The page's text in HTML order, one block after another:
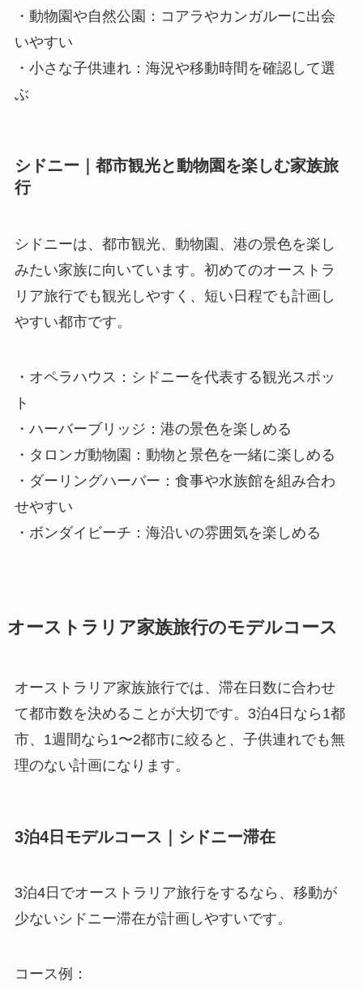
・動物園や自然公園：コアラやカンガルーに出会
いやすい
・小さな子供連れ：海況や移動時間を確認して選
ぶ
シドニー｜都市観光と動物園を楽しむ家族旅
行
シドニーは、都市観光、動物園、港の景色を楽し
みたい家族に向いています。初めてのオーストラ
リア旅行でも観光しやすく、短い日程でも計画し
やすい都市です。
・オペラハウス：シドニーを代表する観光スポッ
ト
・ハーバーブリッジ：港の景色を楽しめる
・タロンガ動物園：動物と景色を一緒に楽しめる
・ダーリングハーバー：食事や水族館を組み合わ
せやすい
・ボンダイビーチ：海沿いの雰囲気を楽しめる
オーストラリア家族旅行のモデルコース
オーストラリア家族旅行では、滞在日数に合わせ
て都市数を決めることが大切です。3泊4日なら1都
市、1週間なら1〜2都市に絞ると、子供連れでも無
理のない計画になります。
3泊4日モデルコース｜シドニー滞在
3泊4日でオーストラリア旅行をするなら、移動が
少ないシドニー滞在が計画しやすいです。
コース例：